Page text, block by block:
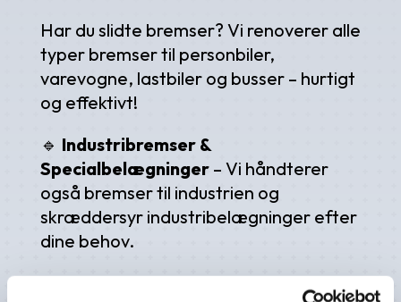
Har du slidte bremser? Vi renoverer alle
typer bremser til personbiler,
varevogne, lastbiler og busser – hurtigt
og effektivt!
🔹 Industribremser &
Specialbelægninger– Vi håndterer
også bremser til industrien og
skræddersyr industribelægninger efter
dine behov.
🔹Afdrejning & Belægning– Vi